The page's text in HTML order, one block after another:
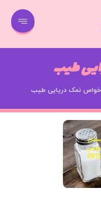
طیب
خواص نمک دریایی طیب